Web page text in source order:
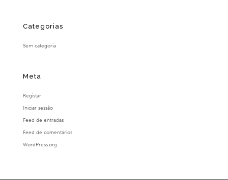
Categorias
Sem categoria
Meta
Registar
Iniciar sessão
Feed de entradas
Feed de comentários
WordPress.org